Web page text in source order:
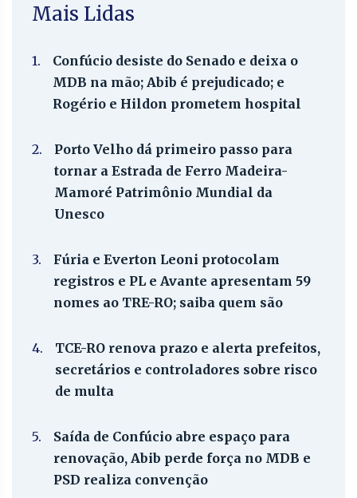
Mais Lidas
1.
Confúcio desiste do Senado e deixa o
MDB na mão; Abib é prejudicado; e
Rogério e Hildon prometem hospital
2.
Porto Velho dá primeiro passo para
tornar a Estrada de Ferro Madeira-
Mamoré Patrimônio Mundial da
Unesco
3.
Fúria e Everton Leoni protocolam
registros e PL e Avante apresentam 59
nomes ao TRE-RO; saiba quem são
4.
TCE-RO renova prazo e alerta prefeitos,
secretários e controladores sobre risco
de multa
5.
Saída de Confúcio abre espaço para
renovação, Abib perde força no MDB e
PSD realiza convenção